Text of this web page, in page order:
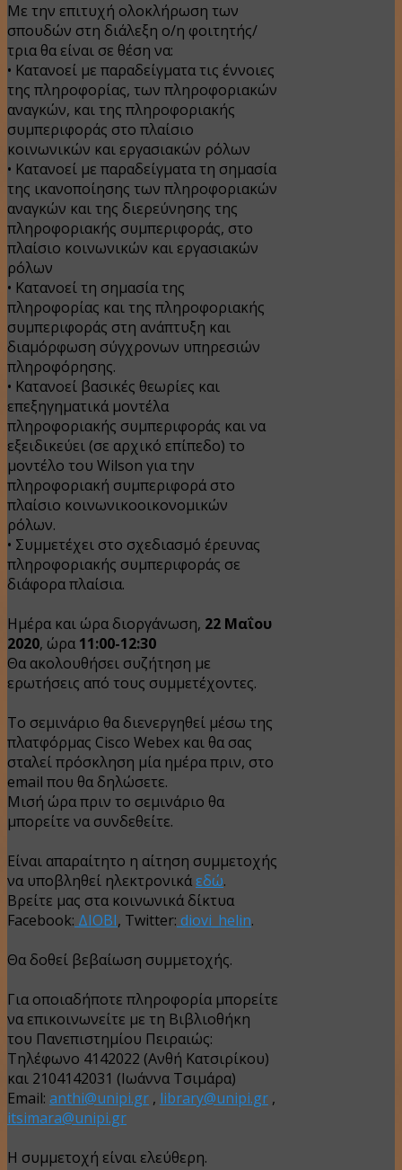
Με την επιτυχή ολοκλήρωση των
σπουδών στη διάλεξη ο/η φοιτητής/
τρια θα είναι σε θέση να:
• Κατανοεί με παραδείγματα τις έννοιες
της πληροφορίας, των πληροφοριακών
αναγκών, και της πληροφοριακής
συμπεριφοράς στο πλαίσιο
κοινωνικών και εργασιακών ρόλων
• Κατανοεί με παραδείγματα τη σημασία
της ικανοποίησης των πληροφοριακών
αναγκών και της διερεύνησης της
πληροφοριακής συμπεριφοράς, στο
πλαίσιο κοινωνικών και εργασιακών
ρόλων
• Κατανοεί τη σημασία της
πληροφορίας και της πληροφοριακής
συμπεριφοράς στη ανάπτυξη και
διαμόρφωση σύγχρονων υπηρεσιών
πληροφόρησης.
• Κατανοεί βασικές θεωρίες και
επεξηγηματικά μοντέλα
πληροφοριακής συμπεριφοράς και να
εξειδικεύει (σε αρχικό επίπεδο) το
μοντέλο του Wilson για την
πληροφοριακή συμπεριφορά στο
πλαίσιο κοινωνικοοικονομικών
ρόλων.
• Συμμετέχει στο σχεδιασμό έρευνας
πληροφοριακής συμπεριφοράς σε
διάφορα πλαίσια.
Ημέρα και ώρα διοργάνωση, 22 Μαΐου
2020, ώρα 11:00-12:30
Θα ακολουθήσει συζήτηση με
ερωτήσεις από τους συμμετέχοντες.
Το σεμινάριο θα διενεργηθεί μέσω της
πλατφόρμας Cisco Webex και θα σας
σταλεί πρόσκληση μία ημέρα πριν, στο
email που θα δηλώσετε.
Μισή ώρα πριν το σεμινάριο θα
μπορείτε να συνδεθείτε.
Είναι απαραίτητο η αίτηση συμμετοχής
να υποβληθεί ηλεκτρονικάεδώ.
Βρείτε μας στα κοινωνικά δίκτυα
Facebook: ΔΙΟΒΙ, Twitter: diovi_helin.
Θα δοθεί βεβαίωση συμμετοχής.
Για οποιαδήποτε πληροφορία μπορείτε
να επικοινωνείτε με τη Βιβλιοθήκη
του Πανεπιστημίου Πειραιώς:
Τηλέφωνο 4142022 (Ανθή Κατσιρίκου)
και 2104142031 (Ιωάννα Τσιμάρα)
Email: anthi@unipi.gr , library@unipi.gr ,
itsimara@unipi.gr
Η συμμετοχή είναι ελεύθερη.